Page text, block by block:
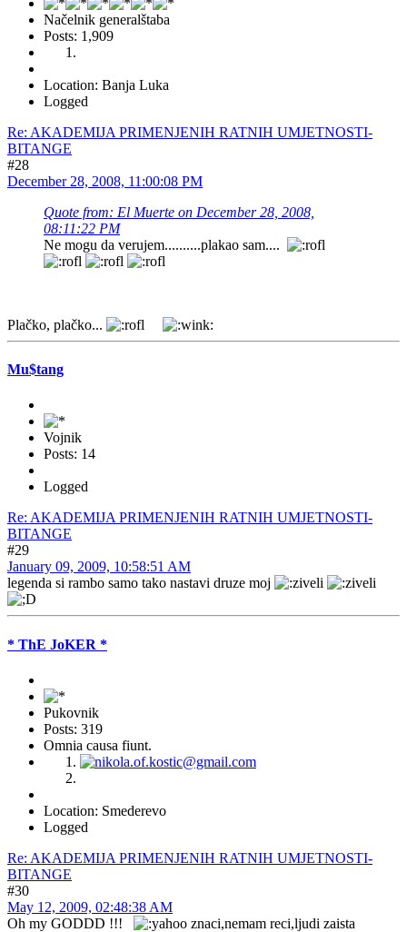
Načelnik generalštaba
Posts: 1,909
Location: Banja Luka
Logged
Re: AKADEMIJA PRIMENJENIH RATNIH UMJETNOSTI-
BITANGE
#28
December 28, 2008, 11:00:08 PM
Quote from: El Muerte on December 28, 2008,
08:11:22 PM
Ne mogu da verujem..........plakao sam....
Plačko, plačko...
Mu$tang
Vojnik
Posts: 14
Logged
Re: AKADEMIJA PRIMENJENIH RATNIH UMJETNOSTI-
BITANGE
#29
January 09, 2009, 10:58:51 AM
legenda si rambo samo tako nastavi druze moj
* ThE JoKER *
Pukovnik
Posts: 319
Omnia causa fiunt.
Location: Smederevo
Logged
Re: AKADEMIJA PRIMENJENIH RATNIH UMJETNOSTI-
BITANGE
#30
May 12, 2009, 02:48:38 AM
Oh my GODDD !!!
znaci,nemam reci,ljudi zaista